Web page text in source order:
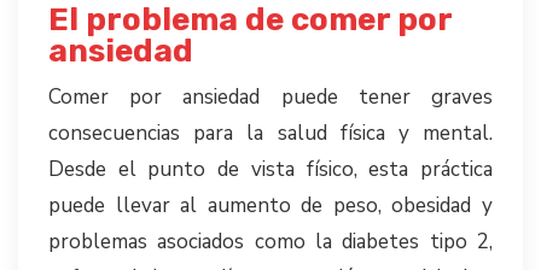
El problema de comer por
ansiedad
Comer por ansiedad puede tener graves
consecuencias para la salud física y mental.
Desde el punto de vista físico, esta práctica
puede llevar al aumento de peso, obesidad y
problemas asociados como la diabetes tipo 2,